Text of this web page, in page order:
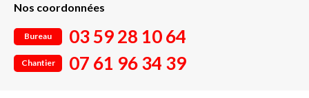
Nos coordonnées
Bureau 03 59 28 10 64
Chantier 07 61 96 34 39